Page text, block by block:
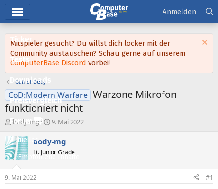
Ticker
Tests
Downloads
Preisvergleich
Forum
Aktuelles
Empfohlene Inhalte
Neue Beiträge
Anmelden
Mitspieler gesucht? Du willst dich locker mit der
Community austauschen? Schau gerne auf unserem
ComputerBase Discord vorbei!
Call of Duty
CoD:Modern Warfare Warzone Mikrofon
funktioniert nicht
E
s
t
e
l
e
body-mg
E
s
e
t
9. Mai 2022
body-mg
Lt. Junior Grade
9. Mai 2022 #1